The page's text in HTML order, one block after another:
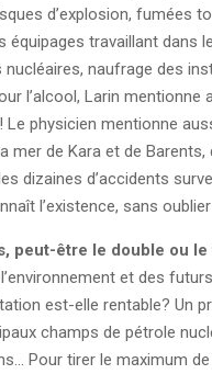
d’explosion, fumées
équipages travaillant
naufrage des
l’alcool, Larin mentionne
Le physicien mentionne
mer de Kara et de
dizaines d’accidents
l’existence, sans
peut-être le double ou le
et des
est-elle rentable? Un
champs de pétrole
Pour tirer le maximum